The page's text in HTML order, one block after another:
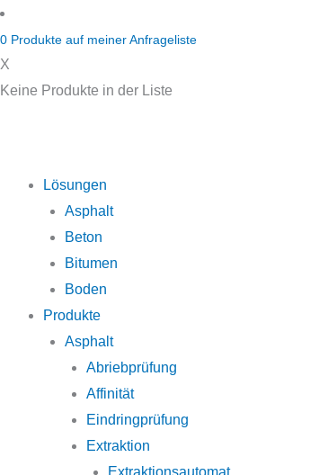
Zum
Inhalt
springen
0 Produkte auf meiner Anfrageliste
X
Keine Produkte in der Liste
Lösungen
Asphalt
Beton
Bitumen
Boden
Produkte
Asphalt
Abriebprüfung
Affinität
Eindringprüfung
Extraktion
Extraktionsautomat